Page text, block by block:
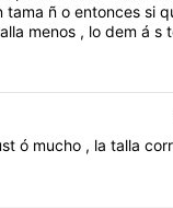
tama ñoentoncessi
menos , lodemás
ó mucho , latalla